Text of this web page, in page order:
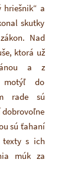
hriešnik“ a
skutky
Nad
ktorá už
a z
motýľ do
rade sú
dobrovoľne
sú ťahaní
texty s ich
múk za